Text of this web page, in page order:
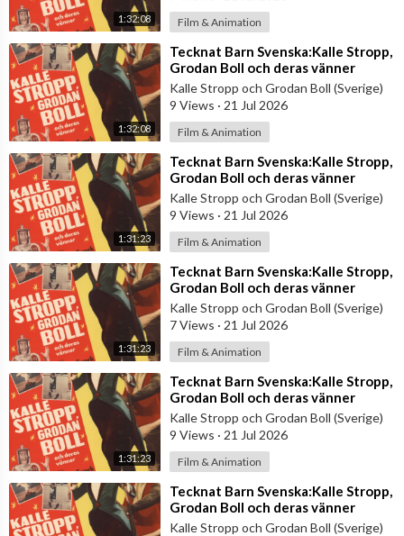
1:32:08 Film & Animation
1:32:08
⁣Tecknat Barn Svenska:Kalle Stropp,
Grodan Boll och deras vänner
(1956) DVDRIPPEN (Svenska) Hela
Film
Kalle Stropp och Grodan Boll (Sverige)
9 Views · 21 Jul 2026
Film & Animation
1:31:23
⁣Tecknat Barn Svenska:Kalle Stropp,
Grodan Boll och deras vänner
(1956) VHSRIPPEN (Svenska) Hela
Film
Kalle Stropp och Grodan Boll (Sverige)
9 Views · 21 Jul 2026
Film & Animation
1:31:23
⁣Tecknat Barn Svenska:Kalle Stropp,
Grodan Boll och deras vänner
(1956) VHSRIPPEN (Svenska) Hela
Film
Kalle Stropp och Grodan Boll (Sverige)
7 Views · 21 Jul 2026
Film & Animation
1:31:23
⁣Tecknat Barn Svenska:Kalle Stropp,
Grodan Boll och deras vänner
(1956) VHSRIPPEN (Svenska) Hela
Film
Kalle Stropp och Grodan Boll (Sverige)
9 Views · 21 Jul 2026
Film & Animation
⁣Tecknat Barn Svenska:Kalle Stropp,
Grodan Boll och deras vänner
(1956) VHSRIPPEN (Svenska) Hela
Kalle Stropp och Grodan Boll (Sverige)